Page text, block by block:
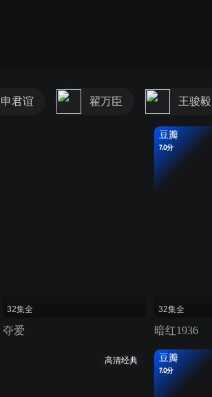
申君谊 翟万臣 王骏毅
32集全
夺爱
豆瓣
7.0分
32集全
暗红1936
高清经典 豆瓣
7.0分